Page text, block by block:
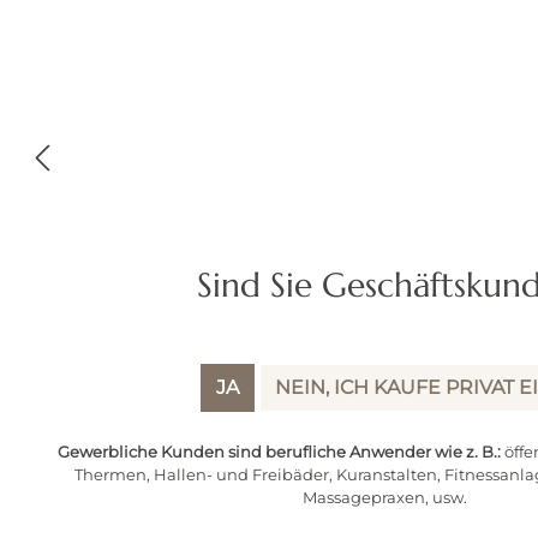
Sind Sie
JA NEIN, ICH KAUFE PRIVAT
Gewerbliche Kunden sind berufliche Anwender wie z. B.:
Thermen, Hallen- und Freibäder, Kuranstalten,
Massagepraxen, usw.
Bewertungen Produktsicherheit